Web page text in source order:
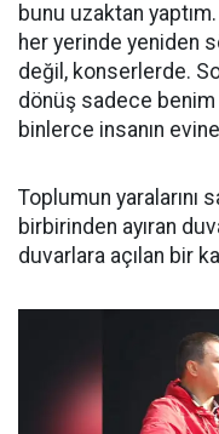
bunu uzaktan
her yerinde yeniden
değil, konserlerde.
dönüş sadece
binlerce insanın
Toplumun yaralarını
birbirinden ayıran
duvarlara açılan bir